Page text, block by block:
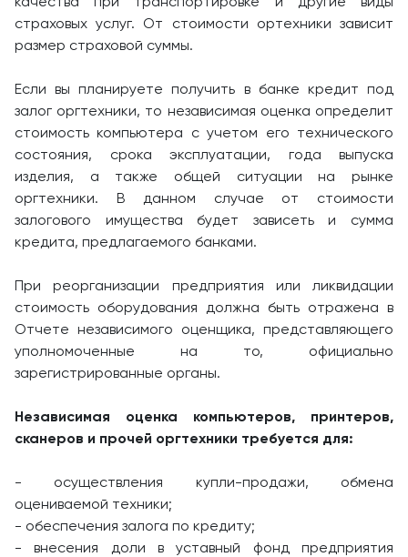
страховых услуг. От стоимости ортехники зависит
размер страховой суммы.
Если вы планируете получить в банке кредит под
залог оргтехники, то независимая оценка определит
стоимость компьютера с учетом его технического
состояния, срока эксплуатации, года выпуска
изделия, а также общей ситуации на рынке
оргтехники. В данном случае от стоимости
залогового имущества будет зависеть и сумма
кредита, предлагаемого банками.
При реорганизации предприятия или ликвидации
стоимость оборудования должна быть отражена в
Отчете независимого оценщика, представляющего
уполномоченные на то, официально
зарегистрированные органы.
Независимая оценка компьютеров, принтеров,
сканеров и прочей оргтехники требуется для:
- осуществления купли-продажи, обмена
оцениваемой техники;
- обеспечения залога по кредиту;
- внесения доли в уставный фонд предприятия